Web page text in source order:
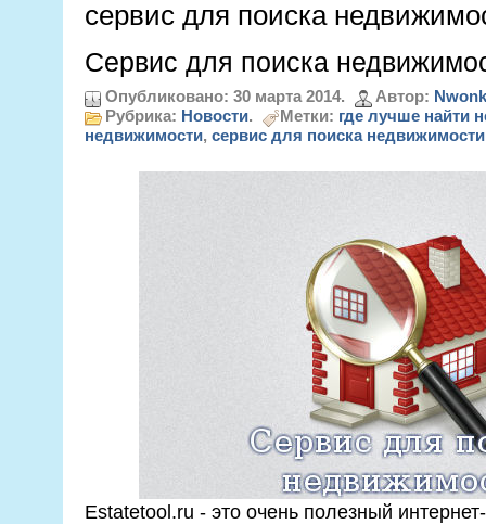
сервис для поиска
Сервис для поиска
Опубликовано: 30 марта 2014. Автор:
Рубрика: Новости. Метки: где лучше найти
недвижимости, сервис для поиска недвижимости
Estatetool.ru - это очень полезный